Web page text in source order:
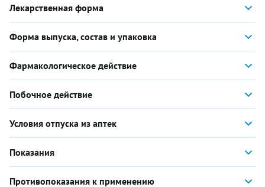
Лекарственная форма
Форма выпуска, состав и упаковка
Фармакологическое действие
Побочное действие
Условия отпуска из аптек
Показания
Противопоказания к применению